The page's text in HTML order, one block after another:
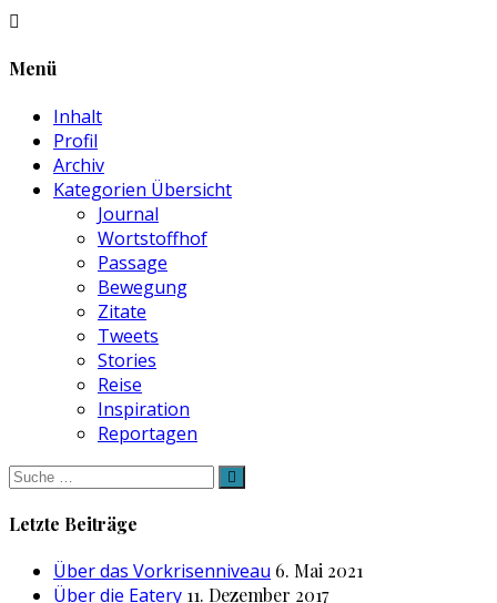
Menü
Inhalt
Profil
Archiv
Kategorien Übersicht
Journal
Wortstoffhof
Passage
Bewegung
Zitate
Tweets
Stories
Reise
Inspiration
Reportagen
Suche
nach:
Letzte Beiträge
Über das Vorkrisenniveau 6. Mai 2021
Über die Eatery 11. Dezember 2017